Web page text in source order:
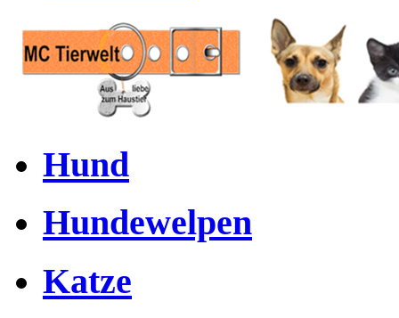
Hund
Hundewelpen
Katze